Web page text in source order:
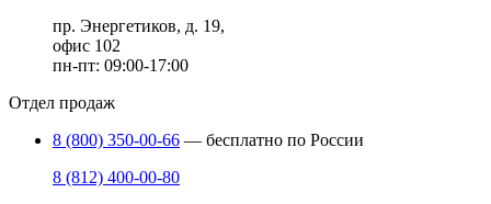
пр. Энергетиков, д. 19,
офис 102
пн-пт: 09:00-17:00
Отдел продаж
8 (800) 350-00-66 — бесплатно по России
8 (812) 400-00-80